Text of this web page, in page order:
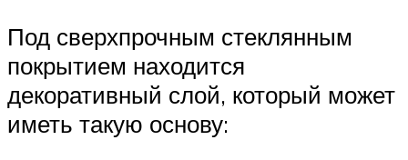
Под сверхпрочным стеклянным
покрытием находится
декоративный слой, который может
иметь такую основу: